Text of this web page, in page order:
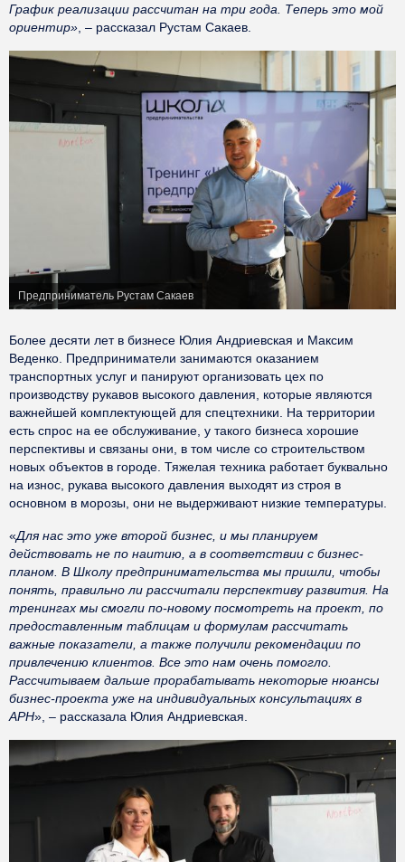
График реализации рассчитан на три года. Теперь это мой
ориентир», – рассказал Рустам Сакаев.
Предприниматель Рустам Сакаев
Более десяти лет в бизнесе Юлия Андриевская и Максим
Веденко. Предприниматели занимаются оказанием
транспортных услуг и панируют организовать цех по
производству рукавов высокого давления, которые являются
важнейшей комплектующей для спецтехники. На территории
есть спрос на ее обслуживание, у такого бизнеса хорошие
перспективы и связаны они, в том числе со строительством
новых объектов в городе. Тяжелая техника работает буквально
на износ, рукава высокого давления выходят из строя в
основном в морозы, они не выдерживают низкие температуры.
«Для нас это уже второй бизнес, и мы планируем
действовать не по наитию, а в соответствии с бизнес-
планом. В Школу предпринимательства мы пришли, чтобы
понять, правильно ли рассчитали перспективу развития. На
тренингах мы смогли по-новому посмотреть на проект, по
предоставленным таблицам и формулам рассчитать
важные показатели, а также получили рекомендации по
привлечению клиентов. Все это нам очень помогло.
Рассчитываем дальше прорабатывать некоторые нюансы
бизнес-проекта уже на индивидуальных консультациях в
АРН», – рассказала Юлия Андриевская.